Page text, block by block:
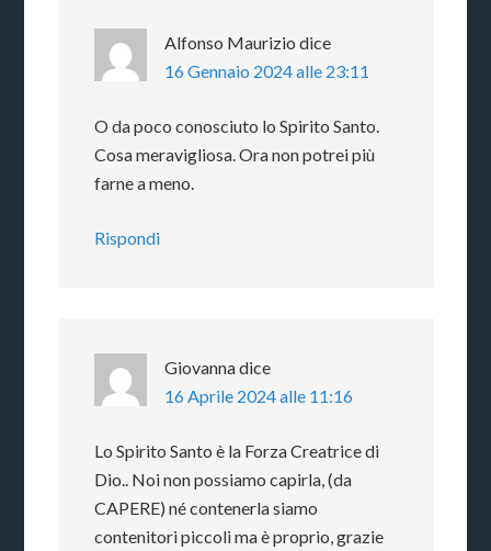
Alfonso Maurizio dice
16 Gennaio 2024 alle 23:11
O da poco conosciuto lo Spirito Santo.
Cosa meravigliosa. Ora non potrei più
farne a meno.
Rispondi
Giovannadice
16 Aprile 2024 alle 11:16
Lo Spirito Santo è la Forza Creatrice di
Dio.. Noi non possiamo capirla, (da
CAPERE) né contenerla siamo
contenitori piccoli ma è proprio, grazie